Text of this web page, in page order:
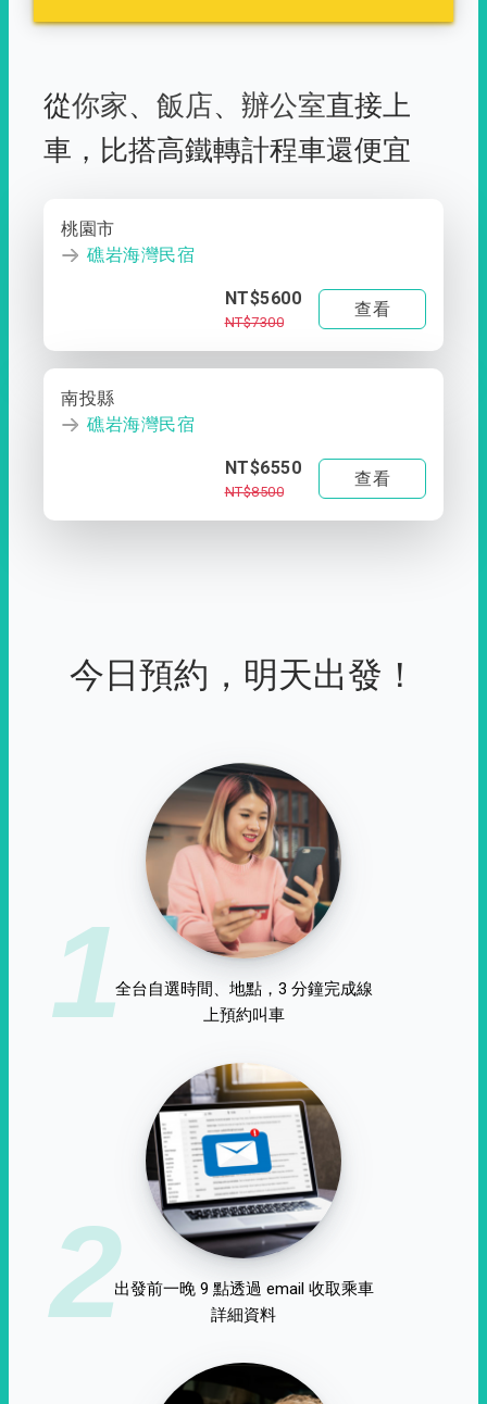
從你家、 飯店、 辦公室直接上
車， 比搭高鐵轉計程車還便宜
桃園市
礁岩海灣民宿
NT$5600
NT$7300
查看
南投縣
礁岩海灣民宿
NT$6550
NT$8500
查看
今日預約，明天出發！
1全台自選時間、地點，3 分鐘完成線
上預約叫車
2出發前一晚 9 點透過 email 收取乘車
詳細資料